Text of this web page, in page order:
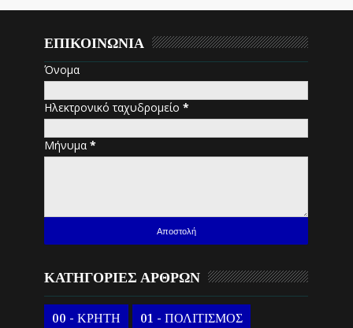
ΕΠΙΚΟΙΝΩΝΙΑ
Όνομα
Ηλεκτρονικό ταχυδρομείο*
Μήνυμα*
ΚΑΤΗΓΟΡΙΕΣ ΑΡΘΡΩΝ
00 - ΚΡΗΤΗ 01 - ΠΟΛΙΤΙΣΜΟΣ